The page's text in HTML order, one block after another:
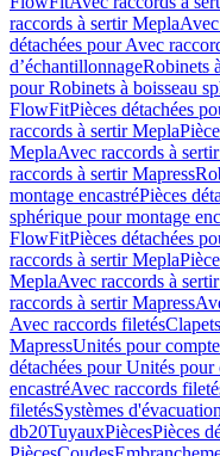
raccords à sertir Mepla
détachées pour Avec
d’échantillonnageRobinets
pour Robinets à boisseau
FlowFitPièces détachées
raccords à sertir Mepla
MeplaAvec raccords à
raccords à sertir Mapress
montage encastréPièces
sphérique pour montage
FlowFitPièces détachées
raccords à sertir Mepla
MeplaAvec raccords à
raccords à sertir Mapress
Avec raccords filetés
MapressUnités pour
détachées pour Unités
encastréAvec raccords
filetésSystèmes
db20TuyauxPiècesPièces